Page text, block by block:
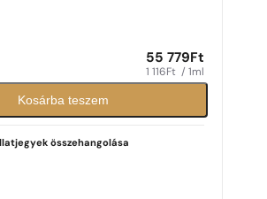
55 779Ft
1 116 Ft / 1ml
Kosárba teszem
Illatjegyek összehangolása